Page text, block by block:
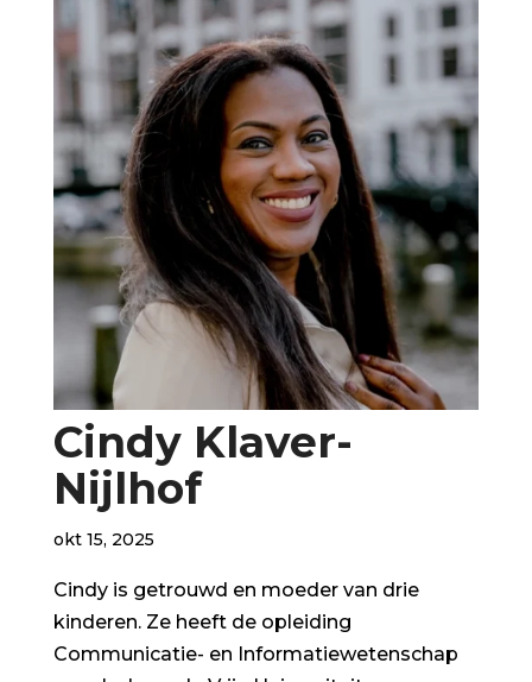
Cindy Klaver-
Nijlhof
okt 15, 2025
Cindy is getrouwd en moeder van drie
kinderen. Ze heeft de opleiding
Communicatie- en Informatiewetenschap